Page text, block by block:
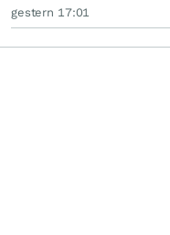
gestern 17:01